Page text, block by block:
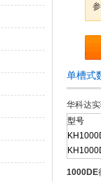
单槽式
华科达
型号
1000DE